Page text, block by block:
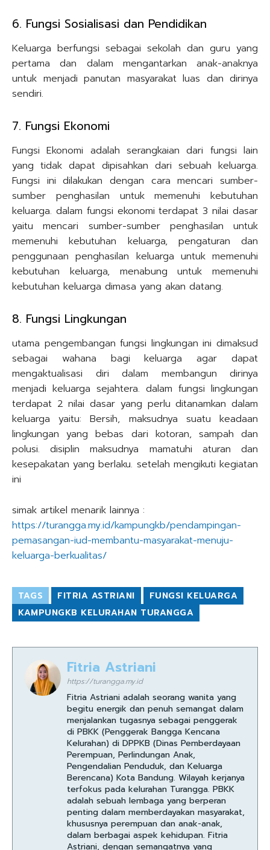
6. Fungsi Sosialisasi dan Pendidikan
Keluarga berfungsi sebagai sekolah dan guru yang
pertama dan dalam mengantarkan anak-anaknya
untuk menjadi panutan masyarakat luas dan dirinya
sendiri.
7. Fungsi Ekonomi
Fungsi Ekonomi adalah serangkaian dari fungsi lain
yang tidak dapat dipisahkan dari sebuah keluarga.
Fungsi ini dilakukan dengan cara mencari sumber-
sumber penghasilan untuk memenuhi kebutuhan
keluarga. dalam fungsi ekonomi terdapat 3 nilai dasar
yaitu mencari sumber-sumber penghasilan untuk
memenuhi kebutuhan keluarga, pengaturan dan
penggunaan penghasilan keluarga untuk memenuhi
kebutuhan keluarga, menabung untuk memenuhi
kebutuhan keluarga dimasa yang akan datang.
8. Fungsi Lingkungan
utama pengembangan fungsi lingkungan ini dimaksud
sebagai wahana bagi keluarga agar dapat
mengaktualisasi diri dalam membangun dirinya
menjadi keluarga sejahtera. dalam fungsi lingkungan
terdapat 2 nilai dasar yang perlu ditanamkan dalam
keluarga yaitu: Bersih, maksudnya suatu keadaan
lingkungan yang bebas dari kotoran, sampah dan
polusi. disiplin maksudnya mamatuhi aturan dan
kesepakatan yang berlaku. setelah mengikuti kegiatan
ini
simak artikel menarik lainnya :
https://turangga.my.id/kampungkb/pendampingan-
pemasangan-iud-membantu-masyarakat-menuju-
keluarga-berkualitas/
TAGS FITRIA ASTRIANI
FUNGSI KELUARGA
KAMPUNGKB KELURAHAN TURANGGA
Fitria Astriani
https://turangga.my.id
Fitria Astriani adalah seorang wanita yang
begitu energik dan penuh semangat dalam
menjalankan tugasnya sebagai penggerak
di PBKK (Penggerak Bangga Kencana
Kelurahan) di DPPKB (Dinas Pemberdayaan
Perempuan, Perlindungan Anak,
Pengendalian Penduduk, dan Keluarga
Berencana) Kota Bandung. Wilayah kerjanya
terfokus pada kelurahan Turangga. PBKK
adalah sebuah lembaga yang berperan
penting dalam memberdayakan masyarakat,
khususnya perempuan dan anak-anak,
dalam berbagai aspek kehidupan. Fitria
Astriani, dengan semangatnya yang